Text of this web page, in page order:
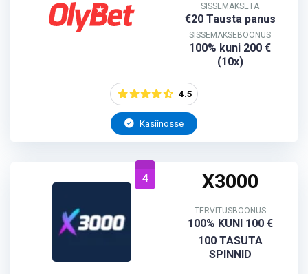
SISSEMAKSETA
€20 Tausta panus
SISSEMAKSEBOONUS
100% kuni 200 €
(10x)
4.5
Kasiinosse
4 X3000
TERVITUSBOONUS
100% KUNI 100 €
100 TASUTA
SPINNID